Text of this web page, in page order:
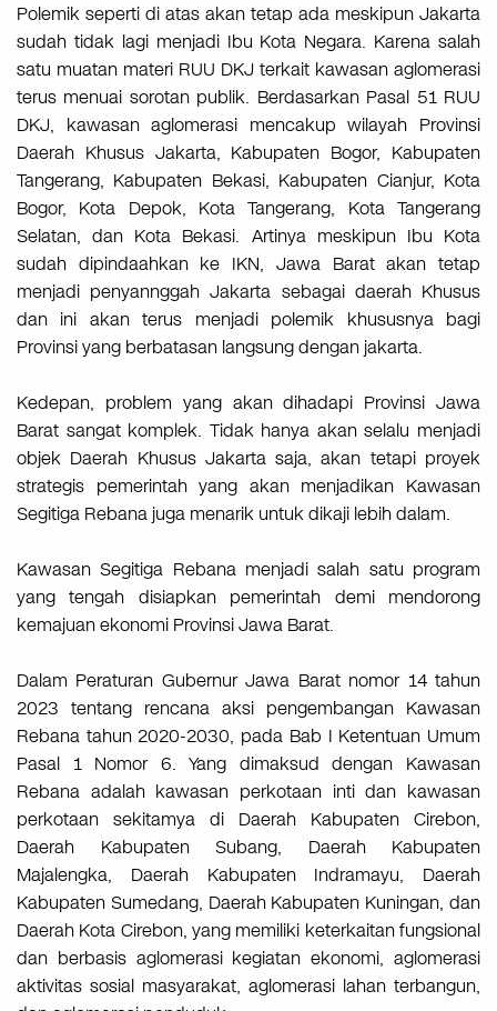
Polemik seperti di atas akan tetap ada meskipun Jakarta
sudah tidak lagi menjadi Ibu Kota Negara. Karena salah
satu muatan materi RUU DKJ terkait kawasan aglomerasi
terus menuai sorotan publik. Berdasarkan Pasal 51 RUU
DKJ, kawasan aglomerasi mencakup wilayah Provinsi
Daerah Khusus Jakarta, Kabupaten Bogor, Kabupaten
Tangerang, Kabupaten Bekasi, Kabupaten Cianjur, Kota
Bogor, Kota Depok, Kota Tangerang, Kota Tangerang
Selatan, dan Kota Bekasi. Artinya meskipun Ibu Kota
sudah dipindaahkan ke IKN, Jawa Barat akan tetap
menjadi penyannggah Jakarta sebagai daerah Khusus
dan ini akan terus menjadi polemik khususnya bagi
Provinsi yang berbatasan langsung dengan jakarta.
Kedepan, problem yang akan dihadapi Provinsi Jawa
Barat sangat komplek. Tidak hanya akan selalu menjadi
objek Daerah Khusus Jakarta saja, akan tetapi proyek
strategis pemerintah yang akan menjadikan Kawasan
Segitiga Rebana juga menarik untuk dikaji lebih dalam.
Kawasan Segitiga Rebana menjadi salah satu program
yang tengah disiapkan pemerintah demi mendorong
kemajuan ekonomi Provinsi Jawa Barat.
Dalam Peraturan Gubernur Jawa Barat nomor 14 tahun
2023 tentang rencana aksi pengembangan Kawasan
Rebana tahun 2020-2030, pada Bab I Ketentuan Umum
Pasal 1 Nomor 6. Yang dimaksud dengan Kawasan
Rebana adalah kawasan perkotaan inti dan kawasan
perkotaan sekitamya di Daerah Kabupaten Cirebon,
Daerah Kabupaten Subang, Daerah Kabupaten
Majalengka, Daerah Kabupaten Indramayu, Daerah
Kabupaten Sumedang, Daerah Kabupaten Kuningan, dan
Daerah Kota Cirebon, yang memiliki keterkaitan fungsional
dan berbasis aglomerasi kegiatan ekonomi, aglomerasi
aktivitas sosial masyarakat, aglomerasi lahan terbangun,